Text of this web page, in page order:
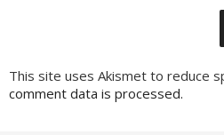
This site uses Akismet to reduce
comment data is processed.